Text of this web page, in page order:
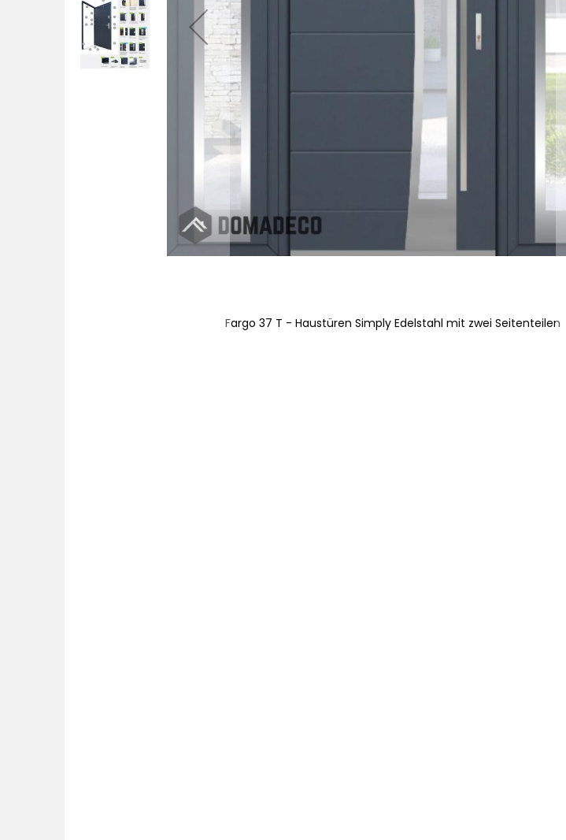
Fargo 37 T - Haustüren Simply Edelstahl mit zwei Seitenteilen